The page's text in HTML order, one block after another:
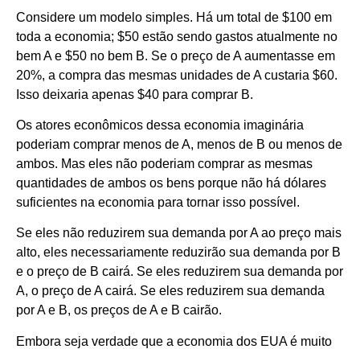
Considere um modelo simples. Há um total de $100 em
toda a economia; $50 estão sendo gastos atualmente no
bem A e $50 no bem B. Se o preço de A aumentasse em
20%, a compra das mesmas unidades de A custaria $60.
Isso deixaria apenas $40 para comprar B.
Os atores econômicos dessa economia imaginária
poderiam comprar menos de A, menos de B ou menos de
ambos. Mas eles não poderiam comprar as mesmas
quantidades de ambos os bens porque não há dólares
suficientes na economia para tornar isso possível.
Se eles não reduzirem sua demanda por A ao preço mais
alto, eles necessariamente reduzirão sua demanda por B
e o preço de B cairá. Se eles reduzirem sua demanda por
A, o preço de A cairá. Se eles reduzirem sua demanda
por A e B, os preços de A e B cairão.
Embora seja verdade que a economia dos EUA é muito